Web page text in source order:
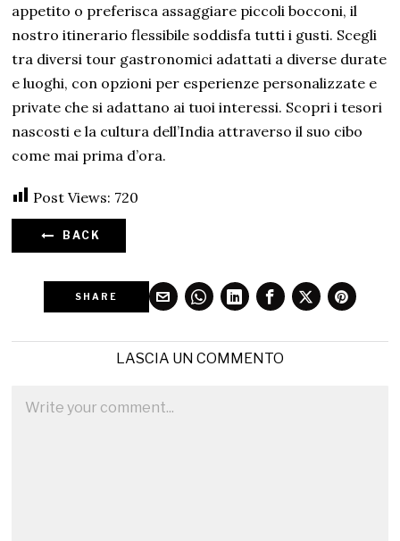
appetito o preferisca assaggiare piccoli bocconi, il
nostro itinerario flessibile soddisfa tutti i gusti. Scegli
tra diversi tour gastronomici adattati a diverse durate
e luoghi, con opzioni per esperienze personalizzate e
private che si adattano ai tuoi interessi. Scopri i tesori
nascosti e la cultura dell’India attraverso il suo cibo
come mai prima d’ora.
Post Views: 720
BACK
SHARE
LASCIA UN COMMENTO